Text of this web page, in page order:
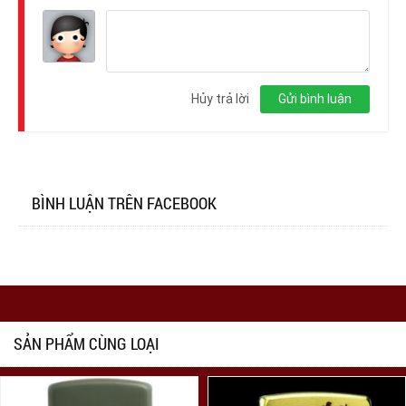
Gửi bình luận
Hủy trả lời
BÌNH LUẬN TRÊN FACEBOOK
SẢN PHẨM CÙNG LOẠI